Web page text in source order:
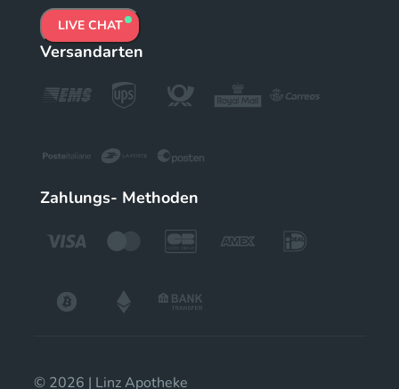
LIVE CHAT
Versandarten
Zahlungs- Methoden
© 2026 | Linz Apotheke